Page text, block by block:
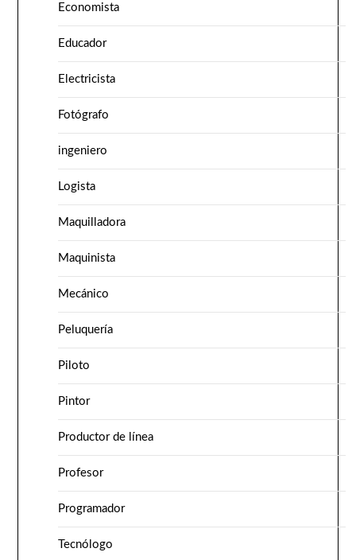
Economista
Educador
Electricista
Fotógrafo
ingeniero
Logista
Maquilladora
Maquinista
Mecánico
Peluquería
Piloto
Pintor
Productor de línea
Profesor
Programador
Tecnólogo